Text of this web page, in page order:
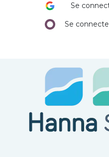
Se
Se